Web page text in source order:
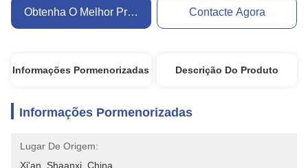
Obtenha O Melhor Preço Contacte Agora
Informações Pormenorizadas Descrição Do Produto
Informações Pormenorizadas
Lugar De Origem:
Xi'an, Shaanxi, China